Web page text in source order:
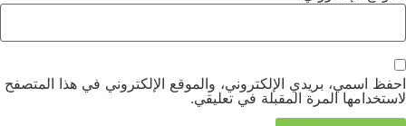
احفظ اسمي، بريدي الإلكتروني، والموقع الإلكتروني في هذا المتصفح
لاستخدامها المرة المقبلة في تعليقي.